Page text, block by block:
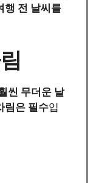
행 전 날씨를
씬 무더운 날
림은 필수입